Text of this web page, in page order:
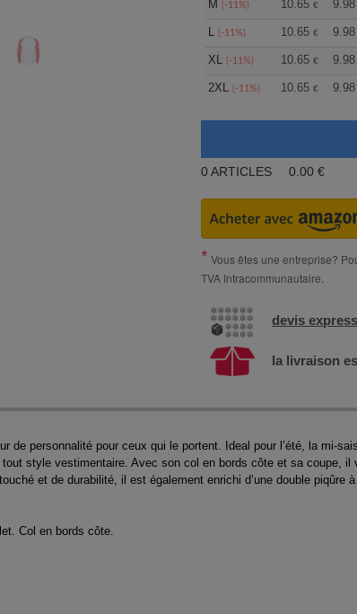
M (-11%) 10.65 € 9.98
L (-11%) 10.65 € 9.98
XL (-11%) 10.65 € 9.98
2XL (-11%) 10.65 € 9.98
0 ARTICLES 0.00 €
Vous êtes une entreprise?
TVA Intracommunautaire.
devis express
la livraison
de personnalité pour ceux qui le portent. Ideal pour l’été, la mi-
style vestimentaire. Avec son col en bords côte et sa coupe,
et de durabilité, il est également enrichi d’une double piqûre
Col en bords côte.